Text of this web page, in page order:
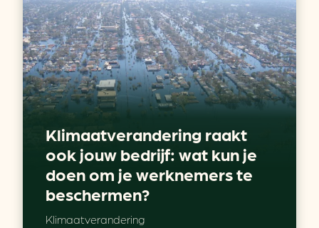
Klimaatverandering raakt
ook jouw bedrijf: wat kun je
doen om je werknemers te
beschermen?
Klimaatverandering